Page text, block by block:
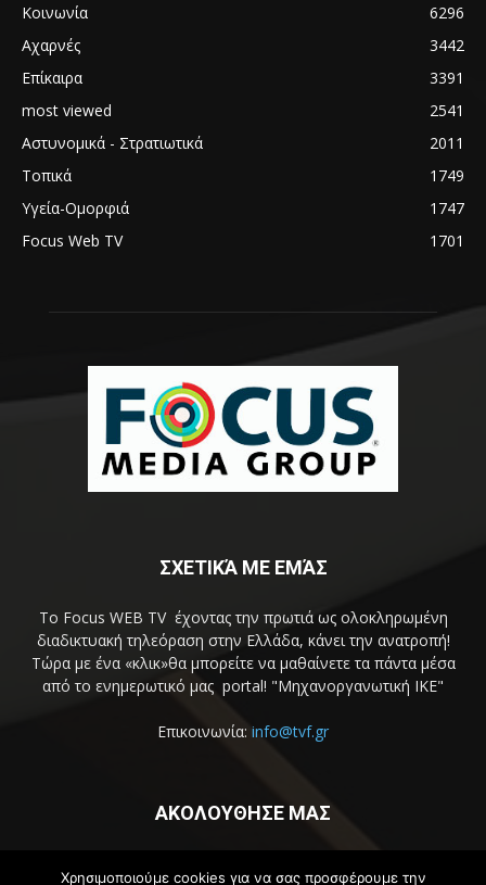
Κοινωνία
6296
Αχαρνές
3442
Επίκαιρα
3391
most viewed
2541
Αστυνομικά - Στρατιωτικά
2011
Τοπικά
1749
Υγεία-Ομορφιά
1747
Focus Web TV
1701
ΣΧΕΤΙΚΆ ΜΕ ΕΜΆΣ
Το Focus WEB TV έχοντας την πρωτιά ως ολοκληρωμένη
διαδικτυακή τηλεόραση στην Ελλάδα, κάνει την ανατροπή!
Τώρα με ένα «κλικ»θα μπορείτε να μαθαίνετε τα πάντα μέσα
από το ενημερωτικό μας portal! "Μηχανοργανωτική ΙΚΕ"
Επικοινωνία: info@tvf.gr
ΑΚΟΛΟΥΘΗΣΕ ΜΑΣ
Χρησιμοποιούμε cookies για να σας προσφέρουμε την